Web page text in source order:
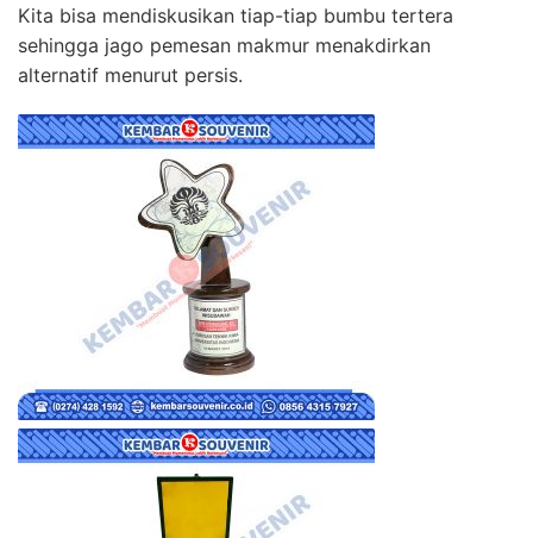
Kita bisa mendiskusikan tiap-tiap bumbu tertera
sehingga jago pemesan makmur menakdirkan
alternatif menurut persis.